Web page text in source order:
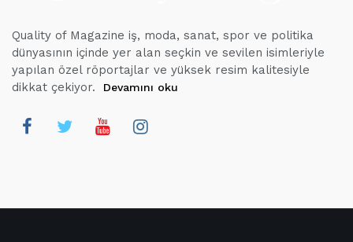
Quality of Magazine iş, moda, sanat, spor ve politika
dünyasının içinde yer alan seçkin ve sevilen isimleriyle
yapılan özel röportajlar ve yüksek resim kalitesiyle
dikkat çekiyor.
Devamını oku